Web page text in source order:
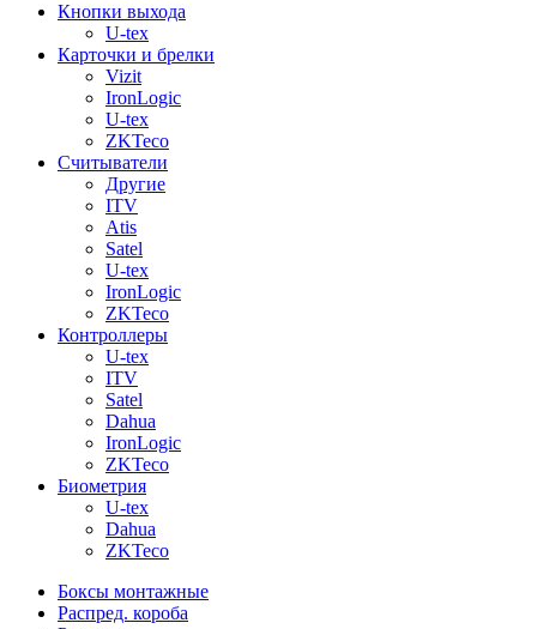
Кнопки выхода
U-tex
Карточки и брелки
Vizit
IronLogic
U-tex
ZKTeco
Считыватели
Другие
ITV
Atis
Satel
U-tex
IronLogic
ZKTeco
Контроллеры
U-tex
ITV
Satel
Dahua
IronLogic
ZKTeco
Биометрия
U-tex
Dahua
ZKTeco
Боксы монтажные
Распред. короба